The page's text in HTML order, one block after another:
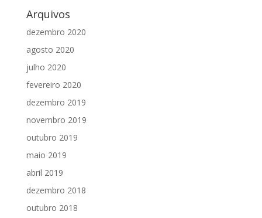
Arquivos
dezembro 2020
agosto 2020
julho 2020
fevereiro 2020
dezembro 2019
novembro 2019
outubro 2019
maio 2019
abril 2019
dezembro 2018
outubro 2018